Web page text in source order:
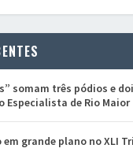
somam três pódios e
Especialista de Rio Maior
grande plano no XLI